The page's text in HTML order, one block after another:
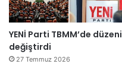
YENİ Parti TBMM’de düzeni
değiştirdi
27 Temmuz 2026